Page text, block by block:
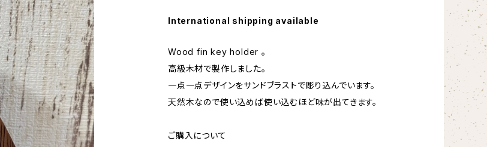
International shipping available
Wood fin key holder 。
高級木材で製作しました。
一点一点デザインをサンドブラストで彫り込んでいます。
天然木なので使い込めば使い込むほど味が出てきます。
ご購入について